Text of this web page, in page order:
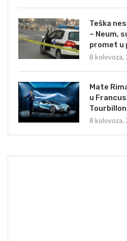
Teška
– Neum,
promet u
8 kolovoza,
Mate
u
8 kolovoza,